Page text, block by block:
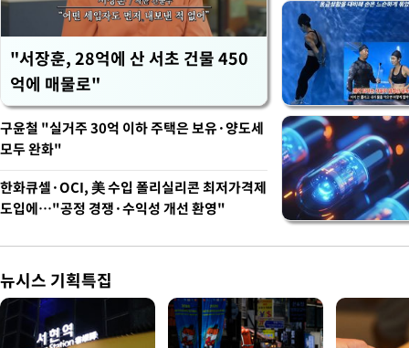
"서장훈, 28억에 산 서초 건물 450
억에 매물로"
구윤철 "실거주 30억 이하 주택은 보유·양도세
모두 완화"
한화큐셀·OCI, 美 수입 폴리실리콘 최저가격제
도입에…"공정 경쟁·수익성 개선 환영"
뉴시스 기획특집